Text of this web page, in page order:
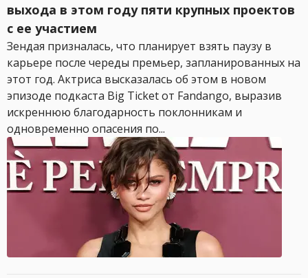
выхода в этом году пяти крупных проектов
с ее участием
Зендая призналась, что планирует взять паузу в
карьере после череды премьер, запланированных на
этот год. Актриса высказалась об этом в новом
эпизоде подкаста Big Ticket от Fandango, выразив
искреннюю благодарность поклонникам и
одновременно опасения по...